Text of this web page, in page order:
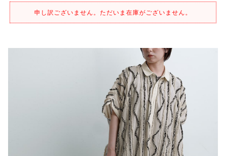
申し訳ございません。ただいま在庫がございません。